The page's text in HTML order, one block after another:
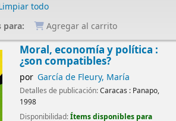
todo
para:
Agregar al carrito
Moral, economía y política :
¿son compatibles?
por García de Fleury, María
Detalles de publicación:Caracas : Panapo,
1998
Disponibilidad:Ítems disponibles para